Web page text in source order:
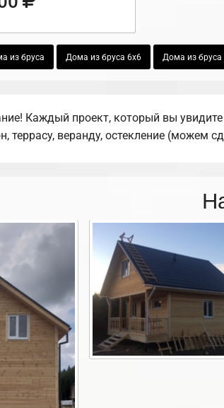
из бруса Дома из бруса 6х6 Дома из бруса
Каждый проект, который вы
террасу, веранду, остекление (можем